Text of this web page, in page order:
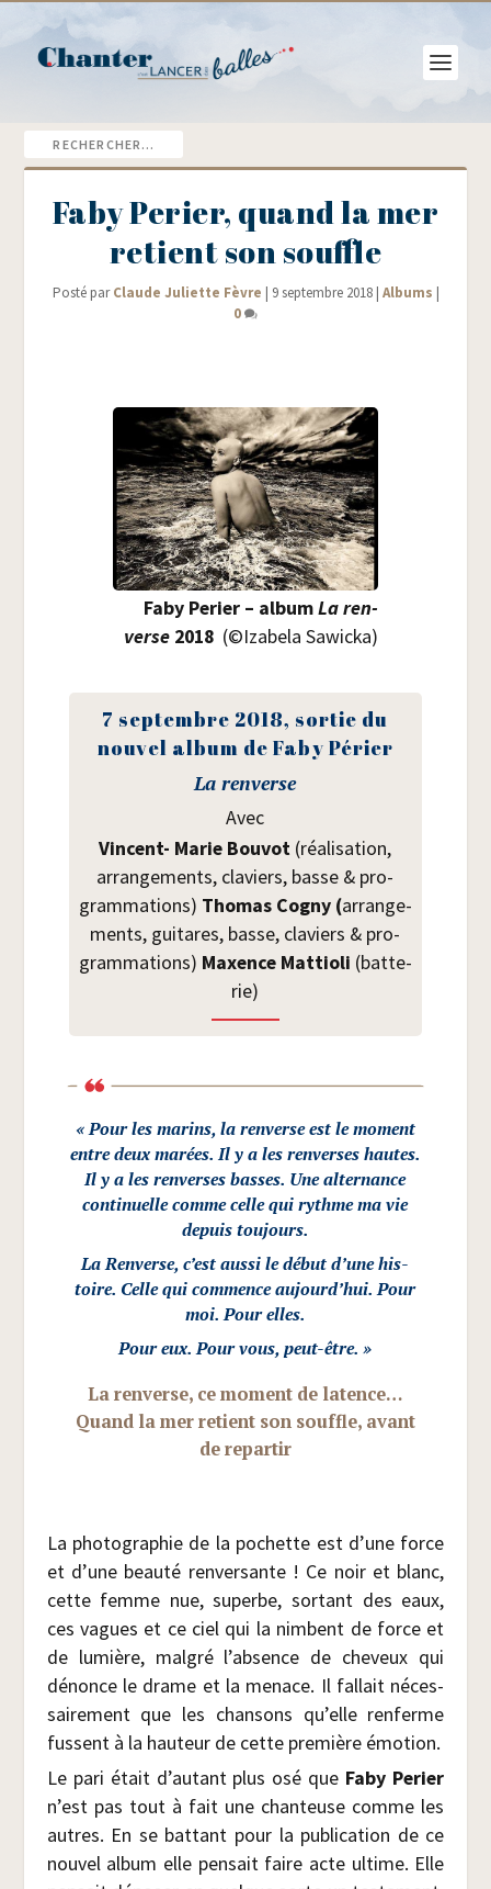
Faby Perier, quand la mer
retient son souffle
Posté parClaude Juliette Fèvre | 9 septembre 2018| Albums |
0
Faby Per­ier – albumLa ren­
verse2018 (©Iza­be­la Sawicka)
7 sep­tembre 2018, sor­tie du
nou­vel album de Faby Périer
La ren­verse
Avec
Vincent- Marie Bou­vot (réa­li­sa­tion,
arran­ge­ments, cla­viers, basse & pro­
gram­ma­tions) Tho­mas Cogny (arran­ge­
ments, gui­tares, basse, cla­viers & pro­
gram­ma­tions) Maxence Mat­tio­li (bat­te­
rie)
« Pour les marins, la ren­verse est le moment
entre deux marées. Il y a les ren­verses hautes.
Il y a les ren­verses basses. Une alter­nance
conti­nuelle comme celle qui rythme ma vie
depuis toujours.
La Ren­verse, c’est aus­si le début d’une his­
toire. Celle qui com­mence aujourd’hui. Pour
moi. Pour elles.
Pour eux. Pour vous, peut-être. »
La ren­verse, ce moment de latence…
Quand la mer retient son souffle, avant
de repartir
La pho­to­gra­phie de la pochette est d’une force
et d’une beau­té ren­ver­sante ! Ce noir et blanc,
cette femme nue, superbe, sor­tant des eaux,
ces vagues et ce ciel qui la nimbent de force et
de lumière, mal­gré l’absence de che­veux qui
dénonce le drame et la menace. Il fal­lait néces­
sai­re­ment que les chan­sons qu’elle ren­ferme
fussent à la hau­teur de cette pre­mière émotion.
Le pari était d’autant plus osé que Faby Per­ier
n’est pas tout à fait une chan­teuse comme les
autres. En se bat­tant pour la publi­ca­tion de ce
nou­vel album elle pen­sait faire acte ultime. Elle